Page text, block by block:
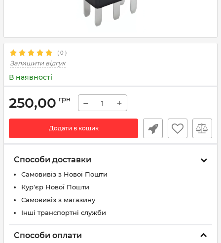
( 0 )
Залишити відгук
В наявності
250,00 грн − +
Додати в кошик
Способи доставки
Самовивіз з Нової Пошти
Кур'єр Нової Пошти
Самовивіз з магазину
Інші транспортні служби
Способи оплати